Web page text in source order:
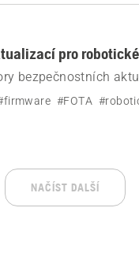
pro
bezpečnostních
FOTA (Firmware
#FOTA
NAČÍST DALŠÍ